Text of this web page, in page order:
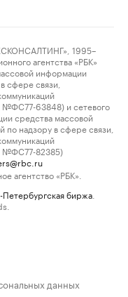
1995–
агентства «РБК»
информации
сфере связи,
№ФС77-63848) и сетевого
средства массовой
надзору в сфере связи,
№ФС77-82385)
агентство «РБК».
Петербургская биржа
данных